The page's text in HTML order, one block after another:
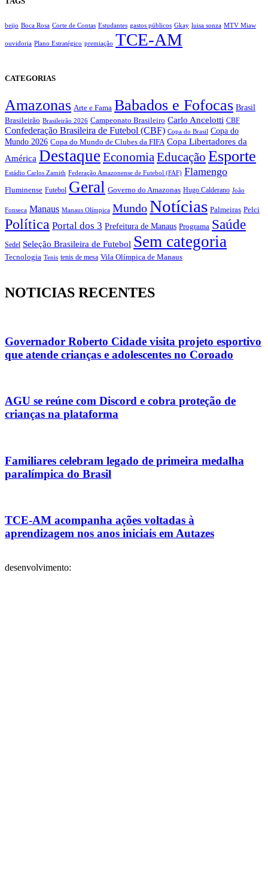
beijo Boca Rosa Corte de Contas Estudantes gastos públicos Gkay luisa sonza MTV Miaw
ouvidoria Plano Estratégico premiação TCE-AM
CATEGORIAS
Amazonas Arte e Fama Babados e Fofocas Brasil
Brasileirão Brasileirão 2026 Campeonato Brasileiro Carlo Ancelotti CBF
Confederação Brasileira de Futebol (CBF) Copa do Brasil Copa do
Mundo 2026 Copa do Mundo de Clubes da FIFA Copa Libertadores da
América Destaque EconomiaEducação Esporte
Estádio Carlos Zamith Federação Amazonense de Futebol (FAF) Flamengo
Fluminense Futebol Geral Governo do Amazonas Hugo Calderano João
Fonseca Manaus Manaus Olímpica MundoNotícias Palmeiras Pelci
Política Portal dos 3 Prefeitura de Manaus Programa Saúde
Sedel Seleção Brasileira de Futebol Sem categoria
Tecnologia Tenis tenis de mesa Vila Olímpica de Manaus
NOTICIAS RECENTES
Governador Roberto Cidade visita projeto esportivo
que atende crianças e adolescentes no Coroado
AGU se reúne com Discord e cobra proteção de
crianças na plataforma
Familiares celebram legado de primeira medalha
paralímpica do Brasil
TCE-AM acompanha ações voltadas à
aprendizagem nos anos iniciais em Autazes
desenvolvimento: